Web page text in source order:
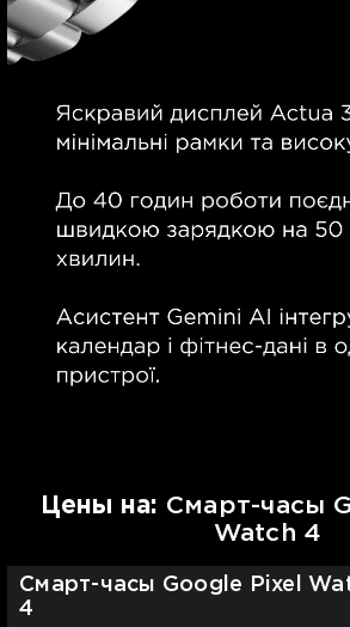
Цены на: Смарт-часы
Watch 4
Смарт-часы Google Pixel
4